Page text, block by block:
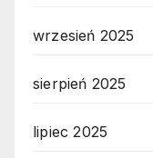
wrzesień 2025
sierpień 2025
lipiec 2025